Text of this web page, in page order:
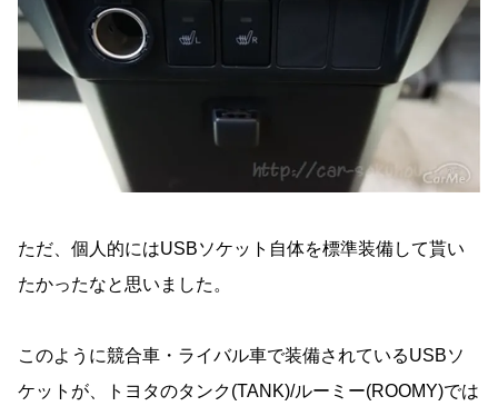
ただ、個人的にはUSBソケット自体を標準装備して貰い
たかったなと思いました。
このように競合車・ライバル車で装備されているUSBソ
ケットが、トヨタのタンク(TANK)/ルーミー(ROOMY)では